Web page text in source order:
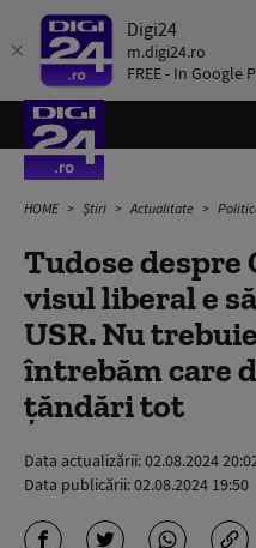
Digi24
m.digi24.ro
FREE - In Google
HOME Știri Actualitate
Tudose despre
visul liberal e
USR. Nu
întrebăm care
țăndări tot
Data actualizării:02.08.2024
Data publicării:02.08.2024 19:50